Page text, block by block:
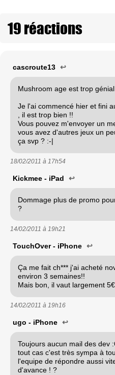
19 réactions
cascroute13 ↩
Mushroom age est trop
Je l'ai commencé hier et fini
, il est trop bien !!
Vous pouvez m'envoyer un
vous avez d'autres jeux un
ça svp ? :-|
18/02/2011 à 17h54
Kickmee - iPad ↩
Dommage plus de promo
?
14/02/2011 à 19h21
TouchOver - iPhone ↩
Ça me fait ch*** j'ai acheté
environ 3 semaines!!
Mais bon, il vaut largement 5€
14/02/2011 à 19h16
ugo - iPhone ↩
Toujours aucun mail des dev
tout cas c'est très sympa à
l'equipe de répondre aussi
d'avance ! ?